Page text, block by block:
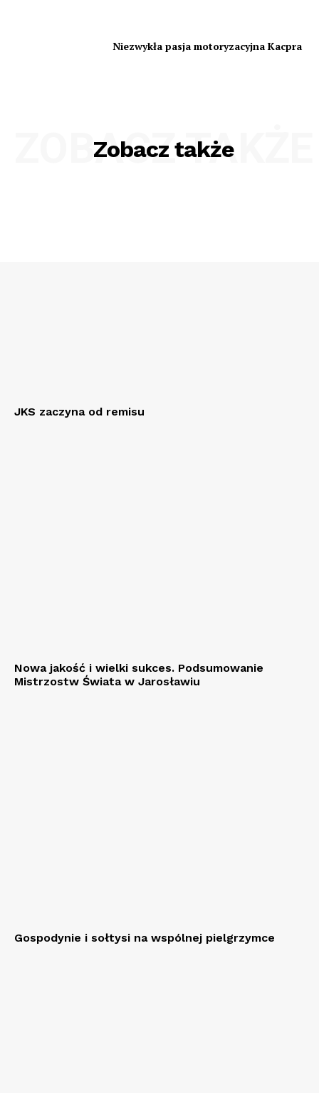
Niezwykła pasja motoryzacyjna Kacpra
Zobacz także
ZOBACZ TAKŻE
JKS zaczyna od remisu
Nowa jakość i wielki sukces. Podsumowanie
Mistrzostw Świata w Jarosławiu
Gospodynie i sołtysi na wspólnej pielgrzymce